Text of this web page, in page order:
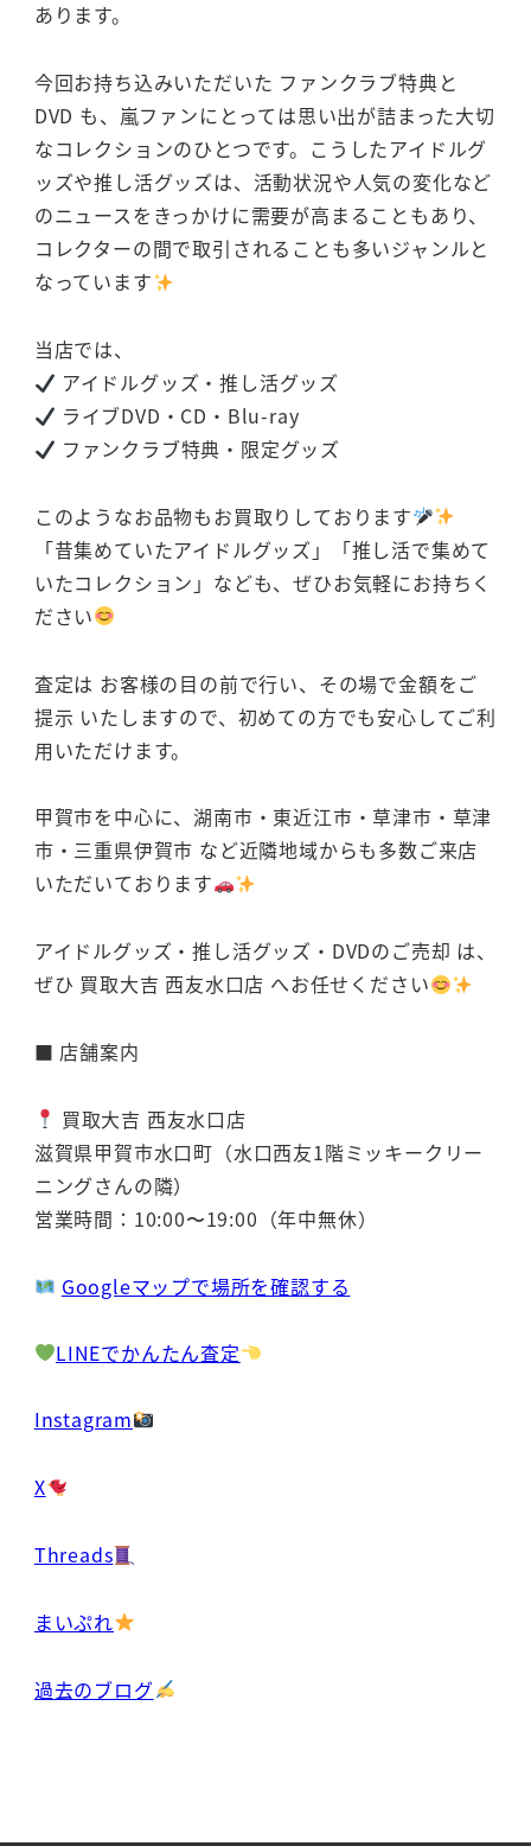
あります。
今回お持ち込みいただいた ファンクラブ特典と
DVD も、嵐ファンにとっては思い出が詰まった大切
なコレクションのひとつです。こうしたアイドルグ
ッズや推し活グッズは、活動状況や人気の変化など
のニュースをきっかけに需要が高まることもあり、
コレクターの間で取引されることも多いジャンルと
なっています
当店では、
アイドルグッズ・推し活グッズ
ライブDVD・CD・Blu-ray
ファンクラブ特典・限定グッズ
このようなお品物もお買取りしております
「昔集めていたアイドルグッズ」「推し活で集めて
いたコレクション」なども、ぜひお気軽にお持ちく
ださい
査定は お客様の目の前で行い、その場で金額をご
提示 いたしますので、初めての方でも安心してご利
用いただけます。
甲賀市を中心に、湖南市・東近江市・草津市・草津
市・三重県伊賀市 など近隣地域からも多数ご来店
いただいております
アイドルグッズ・推し活グッズ・DVDのご売却 は、
ぜひ 買取大吉 西友水口店 へお任せください
■ 店舗案内
買取大吉 西友水口店
滋賀県甲賀市水口町（水口西友1階ミッキークリー
ニングさんの隣）
営業時間：10:00〜19:00（年中無休）
Googleマップで場所を確認する
LINEでかんたん査定
Instagram
X
Threads
まいぷれ
過去のブログ